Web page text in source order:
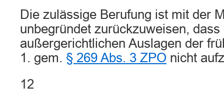
Die zulässige Berufung ist mit der
unbegründet zurückzuweisen,
außergerichtlichen Auslagen der
1. gem. § 269 Abs. 3 ZPO nicht
12